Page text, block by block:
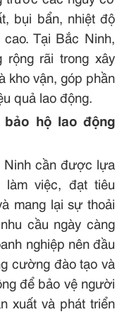
bụi bẩn, nhiệt độ
Tại Bắc Ninh,
rãi trong xây
kho vận, góp phần
quả lao động.
hộ lao động
Ninh cần được lựa
việc, đạt tiêu
mang lại sự thoải
cầu ngày càng
nghiệp nên đầu
cường đào tạo và
để bảo vệ người
xuất và phát triển